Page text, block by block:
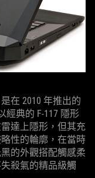
在 2010 年推出的
經典的 F-117 隱形
達上隱形，但其充
性的輪廓，在當時
的外觀搭配觸感柔
殺氣的精品級觸